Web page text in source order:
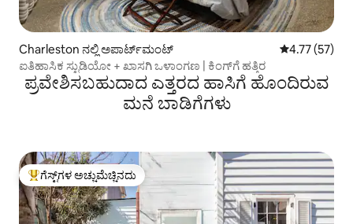
Charleston ನಲ್ಲಿ ಅಪಾರ್ಟ್‌ಮಂಟ್ 5 ರಲ್ಲಿ 4.77
4.77 (57)
ಐತಿಹಾಸಿಕ ಸ್ಟುಡಿಯೋ + ಖಾಸಗಿ ಒಳಾಂಗಣ | ಕಿಂಗ್‌ಗೆ ಹತ್ತಿರ
ಪ್ರವೇಶಿಸಬಹುದಾದ ಎತ್ತರದ ಹಾಸಿಗೆ ಹೊಂದಿರುವ
ಮನೆ ಬಾಡಿಗೆಗಳು
ಗೆಸ್ಟ್‌ಗಳಿಗೆ ಅತಿ ಹೆಚ್ಚು ಅಚ್ಚುಮೆಚ್ಚಿನದು
ಗೆಸ್ಟ್‌ಗಳ ಅಚ್ಚುಮೆಚ್ಚಿನದು